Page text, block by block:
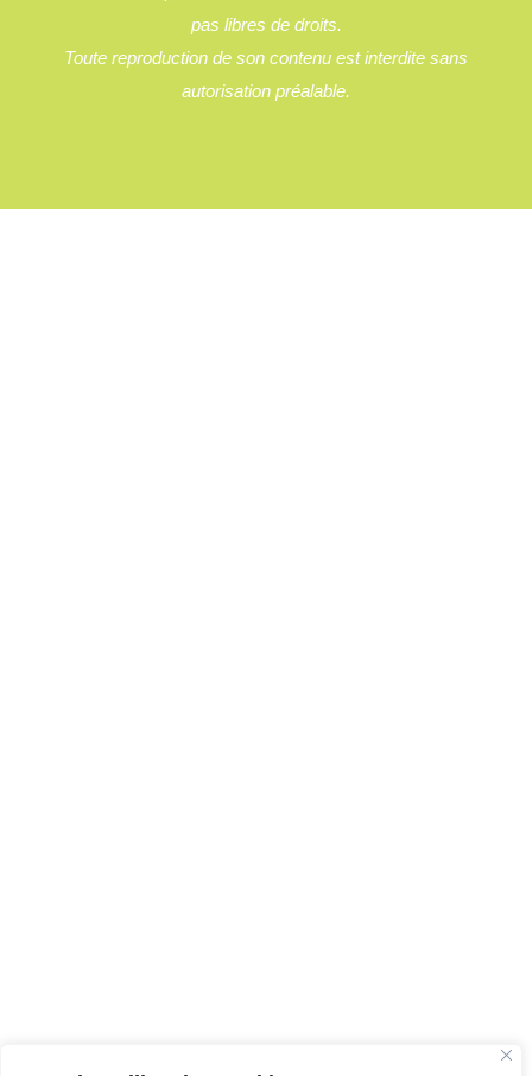
pas libres de droits.
Toute reproduction de son contenu est interdite sans
autorisation préalable.